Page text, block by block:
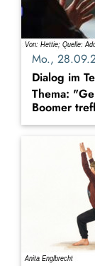
Mo.,
Dialog im
Thema:
Boomer